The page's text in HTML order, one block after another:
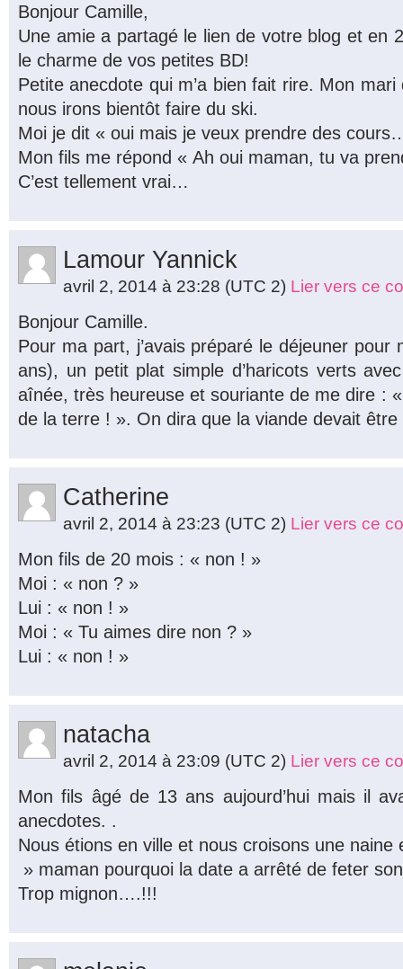
Bonjour Camille,
Une amie a partagé le lien de votre blog et en
le charme de vos petites BD!
Petite anecdote qui m’a bien fait rire. Mon
nous irons bientôt faire du ski.
Moi je dit « oui mais je veux prendre des
Mon fils me répond « Ah oui maman, tu va
C’est tellement vrai…
Lamour Yannick
avril 2, 2014 à 23:28 (UTC 2) Lier vers ce
Bonjour Camille.
Pour ma part, j’avais préparé le déjeuner
ans), un petit plat simple d’haricots verts
aînée, très heureuse et souriante de me dire :
de la terre ! ». On dira que la viande devait
Catherine
avril 2, 2014 à 23:23 (UTC 2) Lier vers ce
Mon fils de 20 mois : « non ! »
Moi : « non ? »
Lui : « non ! »
Moi : « Tu aimes dire non ? »
Lui : « non ! »
natacha
avril 2, 2014 à 23:09 (UTC 2) Lier vers ce
Mon fils âgé de 13 ans aujourd’hui mais il
anecdotes. .
Nous étions en ville et nous croisons une naine
» maman pourquoi la date a arrêté de feter
Trop mignon….!!!